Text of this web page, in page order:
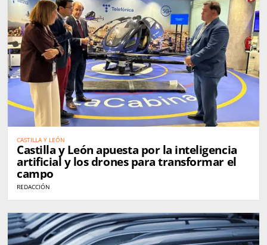
CASTILLA Y LEÓN
Castilla y León apuesta por la inteligencia
artificial y los drones para transformar el
campo
REDACCIÓN